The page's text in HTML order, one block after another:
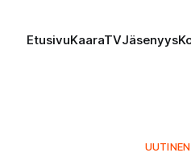
EtusivuKaaraTVJäsenyys
UUTINEN